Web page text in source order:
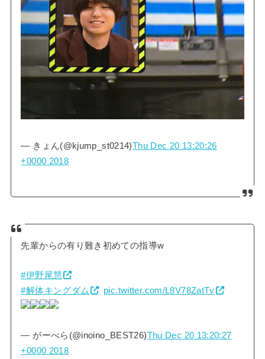
— きょん(@kjump_st0214)Thu Dec 20 13:20:26
+0000 2018
先輩からの有り難き初めての指導w
#伊野尾慧
#解体キングダム
pic.twitter.com/L8V78ZatTv
— がーべら(@inoino_BEST26)Thu Dec 20 13:20:27
+0000 2018